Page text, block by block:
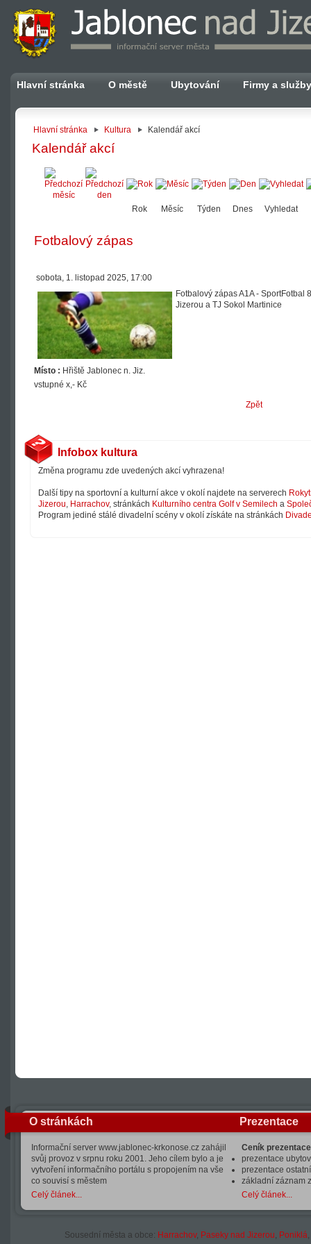
Hlavní stránka O městě Ubytování Firmy a služby
Hlavní stránka Kultura Kalendář akcí
Kalendář akcí
Rok Měsíc Týden Dnes Vyhledat
Fotbalový zápas
sobota, 1. listopad 2025, 17:00
Fotbalový zápas A1A - SportFotbal
Jizerou a TJ Sokol Martinice
Místo : Hřiště Jablonec n. Jiz.
vstupné x,- Kč
Zpět
Infobox kultura
Změna programu zde uvedených akcí vyhrazena!
Další tipy na sportovní a kulturní akce v okolí najdete na serverech
Jizerou, Harrachov, stránkách Kulturního centra Golf v Semilech a
Program jediné stálé divadelní scény v okolí získáte na stránkách
O stránkách
Informační server www.jablonec-krkonose.cz zahájil
svůj provoz v srpnu roku 2001. Jeho cílem bylo a je
vytvoření informačního portálu s propojením na vše
co souvisí s městem
Celý článek...
Prezentace
Ceník
prezentace
prezentace
základní záznam
Celý článek...
Sousední města a obce: Harrachov, Paseky nad Jizerou, Poniklá,